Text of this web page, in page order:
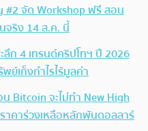
#2 จัด Workshop ฟรี สอน
จริง 14 ส.ค. นี้
ลึก 4 เทรนด์คริปโทฯ ปี 2026
ย์เก็งกำไรไร้มูลค่า
น Bitcoin จะไม่ทำ New High
าคาร่วงเหลือหลักพันดอลลาร์